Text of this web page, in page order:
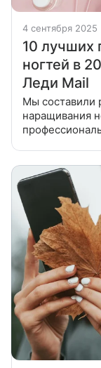
4 сентября 2025
10 лучших
ногтей в
Леди Mail
Мы составили
наращивания
— какие